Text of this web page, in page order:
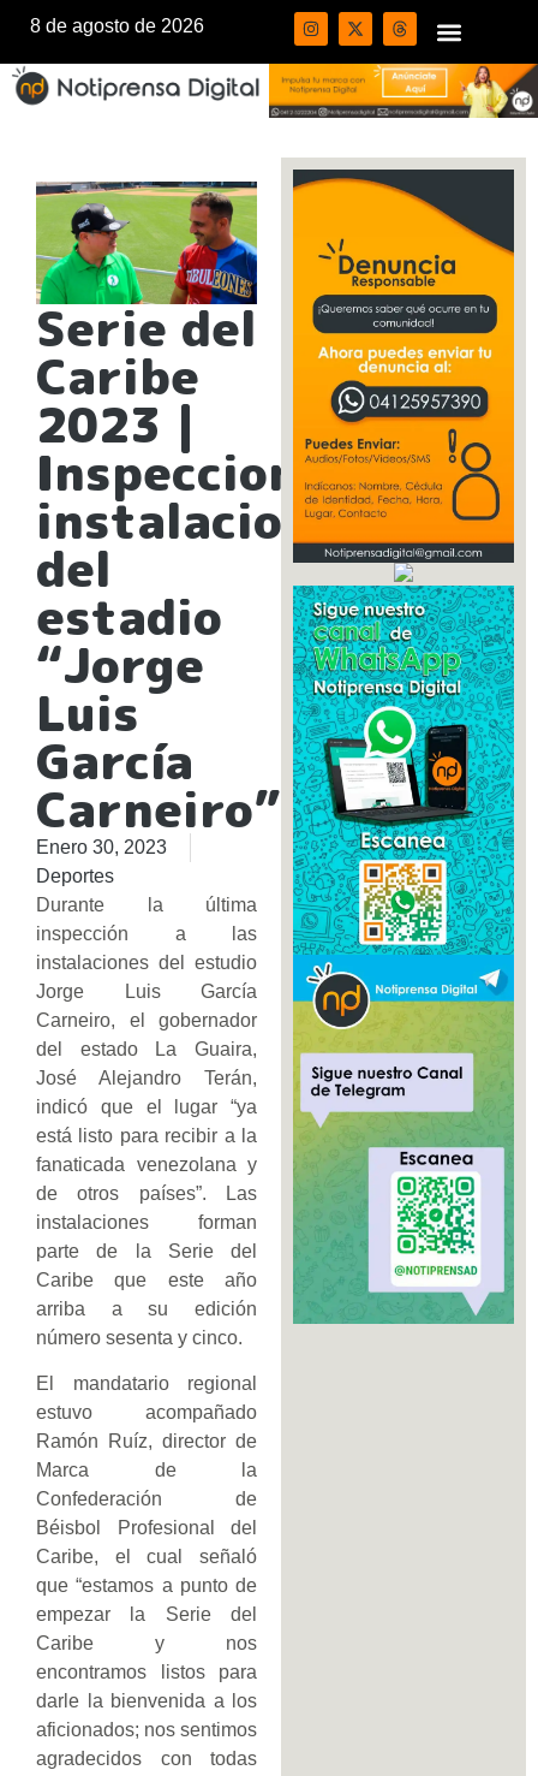
8 de agosto de 2026
Serie del
Caribe
2023 |
Inspeccionan
instalaciones
del
estadio
“Jorge
Luis
García
Carneiro”
Enero 30, 2023
Deportes
Durante la última
inspección a las
instalaciones del estudio
Jorge Luis García
Carneiro, el gobernador
del estado La Guaira,
José Alejandro Terán,
indicó que el lugar “ya
está listo para recibir a la
fanaticada venezolana y
de otros países”. Las
instalaciones forman
parte de la Serie del
Caribe que este año
arriba a su edición
número sesenta y cinco.
El mandatario regional
estuvo acompañado
Ramón Ruíz, director de
Marca de la
Confederación de
Béisbol Profesional del
Caribe, el cual señaló
que “estamos a punto de
empezar la Serie del
Caribe y nos
encontramos listos para
darle la bienvenida a los
aficionados; nos sentimos
agradecidos con todas